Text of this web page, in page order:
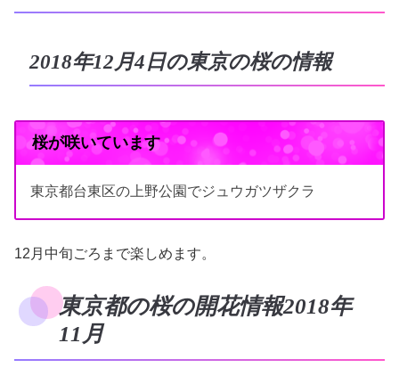
2018年12月4日の東京の桜の情報
桜が咲いています
東京都台東区の上野公園でジュウガツザクラ
12月中旬ごろまで楽しめます。
東京都の桜の開花情報2018年
11月